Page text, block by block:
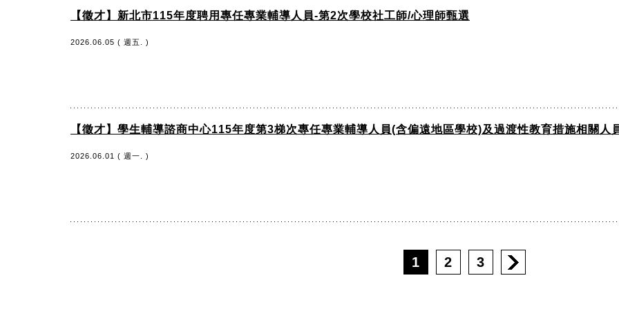
【徵才】新北市115年度聘用專任專業輔導人員-第2次學校社工師/心理師甄選
2026.06.05 ( 週五. )
【徵才】學生輔導諮商中心115年度第3梯次專任專業輔導人員(含偏遠地區學校)及過渡性教育措施相關人
2026.06.01 ( 週一. )
1 2 3